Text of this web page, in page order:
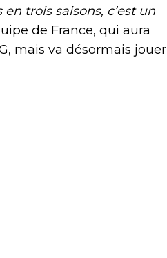
trois saisons, c’est un
de France, qui aura
mais va désormais jouer